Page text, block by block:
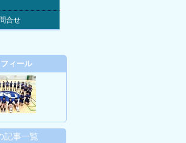
合せ
ィール
記事一覧